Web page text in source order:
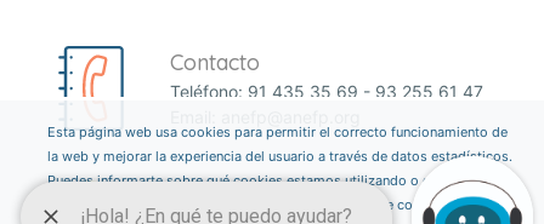
Contacto
Teléfono: 91 435 35 69 - 93 255 61 47
Esta página web usa cookies para permitir el correcto funcionamiento de
la web y mejorar la experiencia del usuario a través de datos estadísticos.
Puedes informarte sobre qué cookies estamos utilizando o desactivarlas
a través del botón ajustes. Consulta nuestra política de cookiesaquí.